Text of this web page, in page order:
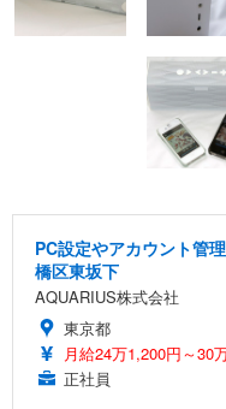
PC設定やアカウント管
橋区東坂下
AQUARIUS株式会社
東京都
月給24万1,200円～30
正社員